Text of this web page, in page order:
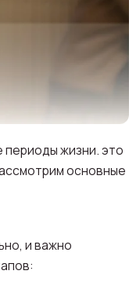
периоды жизни. это
основные
и важно